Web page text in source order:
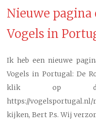
Nieuwe pagina
Vogels in
Ik heb een nieuwe
Vogels in Portugal: De
klik op de
https://vogelsportugal.nl/
kijken, Bert P.s. Wij